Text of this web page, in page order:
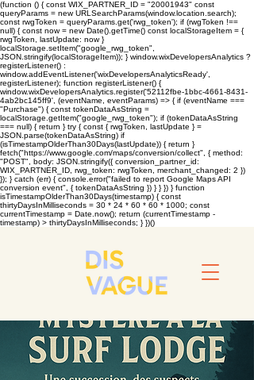
(function () { const WIX_PARTNER_ID = "20001943" const
queryParams = new URLSearchParams(window.location.search);
const rwgToken = queryParams.get('rwg_token'); if (rwgToken !==
null) { const now = new Date().getTime() const localStorageItem = {
rwgToken, lastUpdate: now }
localStorage.setItem("google_rwg_token",
JSON.stringify(localStorageItem)); } window.wixDevelopersAnalytics ?
registerListener() :
window.addEventListener('wixDevelopersAnalyticsReady',
registerListener); function registerListener() {
window.wixDevelopersAnalytics.register('52112fbe-1bbc-4661-8431-
4ab2bc145ff9', (eventName, eventParams) => { if (eventName ===
"Purchase") { const tokenDataAsString =
localStorage.getItem("google_rwg_token"); if (tokenDataAsString
=== null) { return } try { const { rwgToken, lastUpdate } =
JSON.parse(tokenDataAsString) if
(isTimestampOlderThan30Days(lastUpdate)) { return }
fetch("https://www.google.com/maps/conversion/collect", { method:
"POST", body: JSON.stringify({ conversion_partner_id:
WIX_PARTNER_ID, rwg_token: rwgToken, merchant_changed: 2 })
}); } catch (err) { console.error("failed to report Google Maps API
conversion event", { tokenDataAsString }) } } }) } function
isTimestampOlderThan30Days(timestamp) { const
thirtyDaysInMilliseconds = 30 * 24 * 60 * 60 * 1000; const
currentTimestamp = Date.now(); return (currentTimestamp -
timestamp) > thirtyDaysInMilliseconds; } })()